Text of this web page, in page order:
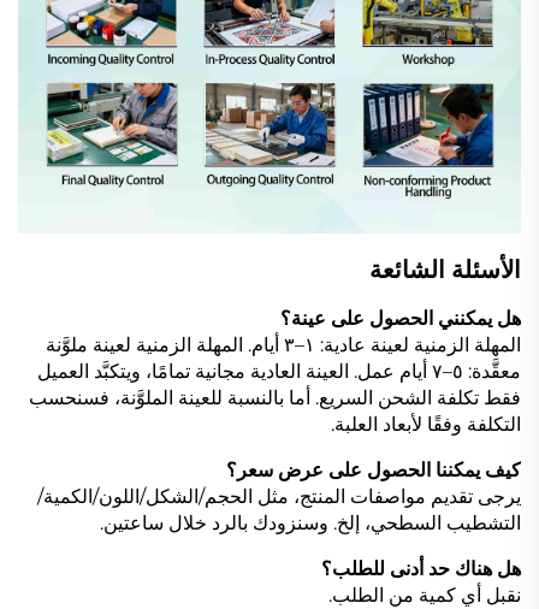
الأسئلة الشائعة
هل يمكنني الحصول على عينة؟
المهلة الزمنية لعينة عادية: ١–٣ أيام. المهلة الزمنية لعينة ملوَّنة
معقَّدة: ٥–٧ أيام عمل. العينة العادية مجانية تمامًا، ويتكبَّد العميل
فقط تكلفة الشحن السريع. أما بالنسبة للعينة الملوَّنة، فسنحسب
التكلفة وفقًا لأبعاد العلبة.
كيف يمكننا الحصول على عرض سعر؟
يرجى تقديم مواصفات المنتج، مثل الحجم/الشكل/اللون/الكمية/
التشطيب السطحي، إلخ. وسنزودك بالرد خلال ساعتين.
هل هناك حد أدنى للطلب؟
نقبل أي كمية من الطلب.